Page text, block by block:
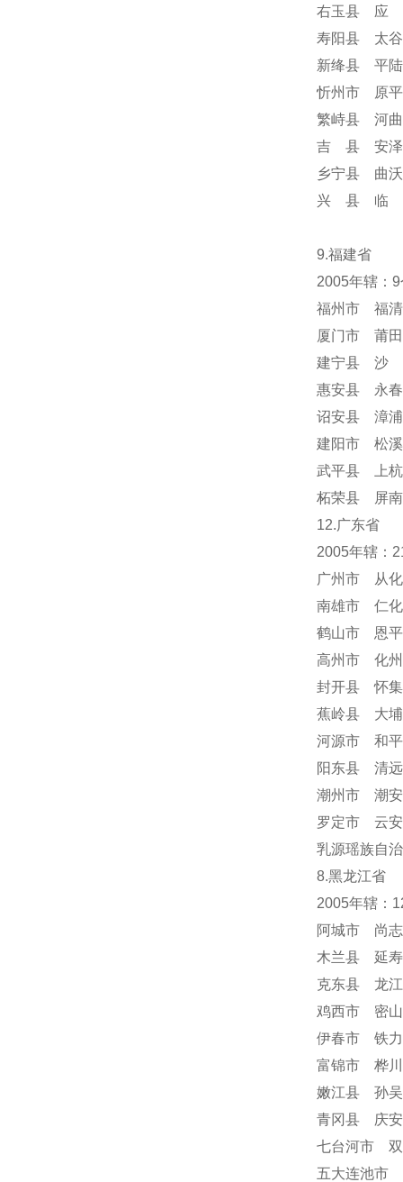
右玉县 应
寿阳县 太
新绛县 平
忻州市 原
繁峙县 河
吉 县 安
乡宁县 曲
兴 县 临
9.福建省
2005年辖：
福州市 福
厦门市 莆
建宁县 沙
惠安县 永
诏安县 漳
建阳市 松
武平县 上
柘荣县 屏
12.广东省
2005年辖：
广州市 从
南雄市 仁
鹤山市 恩
高州市 化
封开县 怀
蕉岭县 大
河源市 和
阳东县 清
潮州市 潮
罗定市 云
乳源瑶族自
8.黑龙江省
2005年辖：
阿城市 尚
木兰县 延
克东县 龙
鸡西市 密
伊春市 铁
富锦市 桦
嫩江县 孙
青冈县 庆
七台河市
五大连池市